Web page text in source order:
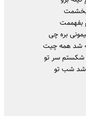
بفهممت
بره چی
شد همه چیت
شکستم سر تو
شد شب تو